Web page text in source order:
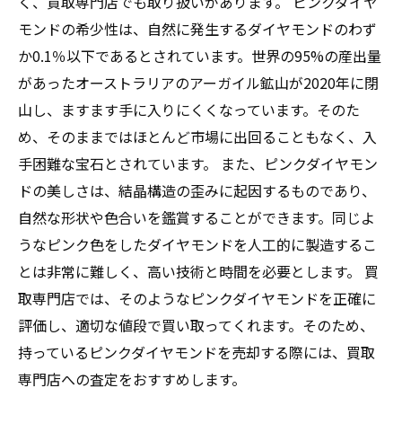
モンドの希少性は、自然に発生するダイヤモンドのわず
か0.1％以下であるとされています。世界の95%の産出量
があったオーストラリアのアーガイル鉱山が2020年に閉
山し、ますます手に入りにくくなっています。そのた
め、そのままではほとんど市場に出回ることもなく、入
手困難な宝石とされています。 また、ピンクダイヤモン
ドの美しさは、結晶構造の歪みに起因するものであり、
自然な形状や色合いを鑑賞することができます。同じよ
うなピンク色をしたダイヤモンドを人工的に製造するこ
とは非常に難しく、高い技術と時間を必要とします。 買
取専門店では、そのようなピンクダイヤモンドを正確に
評価し、適切な値段で買い取ってくれます。そのため、
持っているピンクダイヤモンドを売却する際には、買取
専門店への査定をおすすめします。